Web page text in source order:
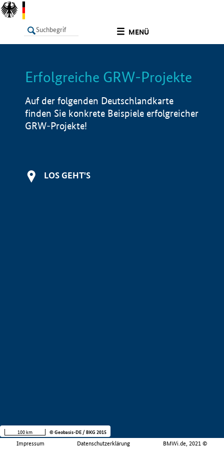
MENÜ
LISTE Info
Erfolgreiche GRW-Projekte
Auf der folgenden Deutschlandkarte
finden Sie konkrete Beispiele erfolgreicher
GRW-Projekte!
LOS GEHT'S
Impressum Datenschutzerklärung BMWi.de, 2021 ©
100 km © Geobasis-DE / BKG 2015